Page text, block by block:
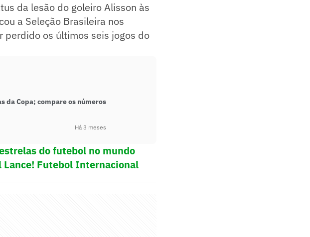
da lesão do goleiro Alisson às
a Seleção Brasileira nos
perdido os últimos seis jogos do
da Copa; compare os números
Há 3 meses
do futebol no mundo
Lance! Futebol Internacional